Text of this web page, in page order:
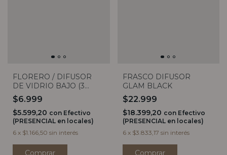
FLORERO / DIFUSOR
DE VIDRIO BAJO (3
COLORES)
$6.999
$5.599,20 con Efectivo
(PRESENCIAL en locales)
6 x $1.166,50 sin interés
Comprar
FRASCO DIFUSOR
GLAM BLACK
$22.999
$18.399,20 con Efectivo
(PRESENCIAL en locales)
6 x $3.833,17 sin interés